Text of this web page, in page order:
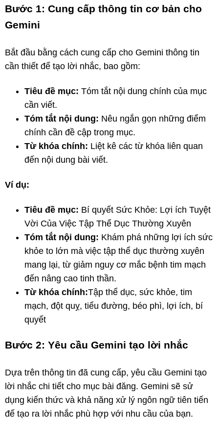
Bước 1: Cung cấp thông tin cơ bản cho
Gemini
Bắt đầu bằng cách cung cấp cho Gemini thông tin
cần thiết để tạo lời nhắc, bao gồm:
Tiêu đề mục: Tóm tắt nội dung chính của mục
cần viết.
Tóm tắt nội dung: Nêu ngắn gọn những điểm
chính cần đề cập trong mục.
Từ khóa chính: Liệt kê các từ khóa liên quan
đến nội dung bài viết.
Ví dụ:
Tiêu đề mục: Bí quyết Sức Khỏe: Lợi ích Tuyệt
Vời Của Việc Tập Thể Dục Thường Xuyên
Tóm tắt nội dung: Khám phá những lợi ích sức
khỏe to lớn mà việc tập thể dục thường xuyên
mang lại, từ giảm nguy cơ mắc bệnh tim mạch
đến nâng cao tinh thần.
Từ khóa chính:Tập thể dục, sức khỏe, tim
mạch, đột quỵ, tiểu đường, béo phì, lợi ích, bí
quyết
Bước 2: Yêu cầu Gemini tạo lời nhắc
Dựa trên thông tin đã cung cấp, yêu cầu Gemini tạo
lời nhắc chi tiết cho mục bài đăng. Gemini sẽ sử
dụng kiến thức và khả năng xử lý ngôn ngữ tiên tiến
để tạo ra lời nhắc phù hợp với nhu cầu của bạn.